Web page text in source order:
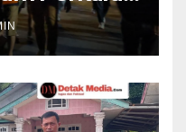
Ilegal Di